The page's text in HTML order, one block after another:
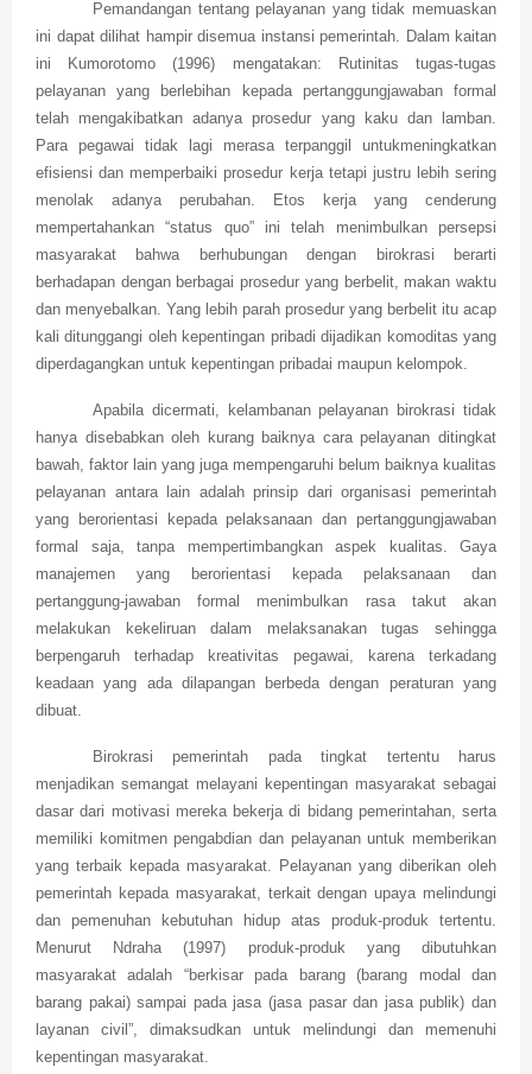
Pemandangan tentang pelayanan yang tidak memuaskan
ini dapat dilihat hampir disemua instansi pemerintah. Dalam kaitan
ini Kumorotomo (1996) mengatakan: Rutinitas tugas-tugas
pelayanan yang berlebihan kepada pertanggungjawaban formal
telah mengakibatkan adanya prosedur yang kaku dan lamban.
Para pegawai tidak lagi merasa terpanggil untukmeningkatkan
efisiensi dan memperbaiki prosedur kerja tetapi justru lebih sering
menolak adanya perubahan. Etos kerja yang cenderung
mempertahankan “status quo” ini telah menimbulkan persepsi
masyarakat bahwa berhubungan dengan birokrasi berarti
berhadapan dengan berbagai prosedur yang berbelit, makan waktu
dan menyebalkan. Yang lebih parah prosedur yang berbelit itu acap
kali ditunggangi oleh kepentingan pribadi dijadikan komoditas yang
diperdagangkan untuk kepentingan pribadai maupun kelompok.
Apabila dicermati, kelambanan pelayanan birokrasi tidak
hanya disebabkan oleh kurang baiknya cara pelayanan ditingkat
bawah, faktor lain yang juga mempengaruhi belum baiknya kualitas
pelayanan antara lain adalah prinsip dari organisasi pemerintah
yang berorientasi kepada pelaksanaan dan pertanggungjawaban
formal saja, tanpa mempertimbangkan aspek kualitas. Gaya
manajemen yang berorientasi kepada pelaksanaan dan
pertanggung-jawaban formal menimbulkan rasa takut akan
melakukan kekeliruan dalam melaksanakan tugas sehingga
berpengaruh terhadap kreativitas pegawai, karena terkadang
keadaan yang ada dilapangan berbeda dengan peraturan yang
dibuat.
Birokrasi pemerintah pada tingkat tertentu harus
menjadikan semangat melayani kepentingan masyarakat sebagai
dasar dari motivasi mereka bekerja di bidang pemerintahan, serta
memiliki komitmen pengabdian dan pelayanan untuk memberikan
yang terbaik kepada masyarakat. Pelayanan yang diberikan oleh
pemerintah kepada masyarakat, terkait dengan upaya melindungi
dan pemenuhan kebutuhan hidup atas produk-produk tertentu.
Menurut Ndraha (1997) produk-produk yang dibutuhkan
masyarakat adalah “berkisar pada barang (barang modal dan
barang pakai) sampai pada jasa (jasa pasar dan jasa publik) dan
layanan civil”, dimaksudkan untuk melindungi dan memenuhi
kepentingan masyarakat.